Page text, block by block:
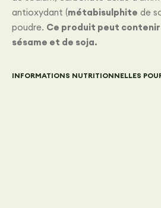
antioxydant (métabisulphite de
poudre. Ce produit peut
sésame et de soja.
INFORMATIONS NUTRITIONNELLES